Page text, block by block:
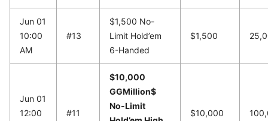
Jun 01
10:00
AM
#13
$1,500 No-
Limit Hold’em
6-Handed
$1,500
Jun 01
12:00
#11
$10,000
GGMillion$
No-Limit
$10,000